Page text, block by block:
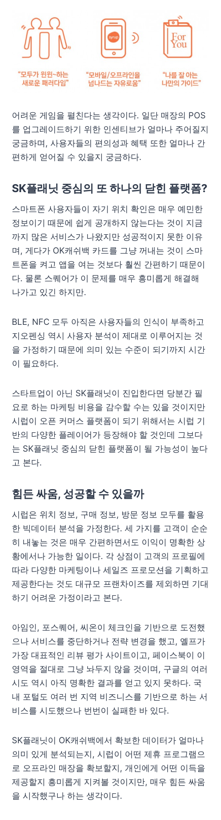
어려운 게임을 펼친다는 생각이다. 일단 매장의 POS
를 업그레이드하기 위한 인센티브가 얼마나 주어질지
궁금하며, 사용자들의 편의성과 혜택 또한 얼마나 간
편하게 얻어질 수 있을지 궁금하다.
SK플래닛 중심의 또 하나의 닫힌 플랫폼?
스마트폰 사용자들이 자기 위치 확인은 매우 예민한
정보이기 때문에 쉽게 공개하지 않는다는 것이 지금
까지 많은 서비스가 나왔지만 성공적이지 못한 이유
며, 게다가 OK캐쉬백 카드를 그냥 꺼내는 것이 스마
트폰을 켜고 앱을 여는 것보다 훨씬 간편하기 때문이
다. 물론 스퀘어가 이 문제를 매우 흥미롭게 해결해
나가고 있긴 하지만.
BLE, NFC 모두 아직은 사용자들의 인식이 부족하고
지오펜싱 역시 사용자 분석이 제대로 이루어지는 것
을 가정하기 때문에 의미 있는 수준이 되기까지 시간
이 필요하다.
스타트업이 아닌 SK플래닛이 진입한다면 당분간 필
요로 하는 마케팅 비용을 감수할 수는 있을 것이지만
시럽이 오픈 커머스 플랫폼이 되기 위해서는 시럽 기
반의 다양한 플레이어가 등장해야 할 것인데 그보다
는 SK플래닛 중심의 닫힌 플랫폼이 될 가능성이 높다
고 본다.
힘든 싸움, 성공할 수 있을까
시럽은 위치 정보, 구매 정보, 방문 정보 모두를 활용
한 빅데이터 분석을 가정한다. 세 가지를 고객이 순순
히 내놓는 것은 매우 간편하면서도 이익이 명확한 상
황에서나 가능한 일이다. 각 상점이 고객의 프로필에
따라 다양한 마케팅이나 세일즈 프로모션을 기획하고
제공한다는 것도 대규모 프랜차이즈를 제외하면 기대
하기 어려운 가정이라고 본다.
아임인, 포스퀘어, 씨온이 체크인을 기반으로 도전했
으나 서비스를 중단하거나 전략 변경을 했고, 옐프가
가장 대표적인 리뷰 평가 사이트이고, 페이스북이 이
영역을 절대로 그냥 놔두지 않을 것이며, 구글의 여러
시도 역시 아직 명확한 결과를 얻고 있지 못하다. 국
내 포털도 여러 번 지역 비즈니스를 기반으로 하는 서
비스를 시도했으나 번번이 실패한 바 있다.
SK플래닛이 OK캐쉬백에서 확보한 데이터가 얼마나
의미 있게 분석되는지, 시럽이 어떤 제휴 프로그램으
로 오프라인 매장을 확보할지, 개인에게 어떤 이득을
제공할지 흥미롭게 지켜볼 것이지만, 매우 힘든 싸움
을 시작했구나 하는 생각이다.